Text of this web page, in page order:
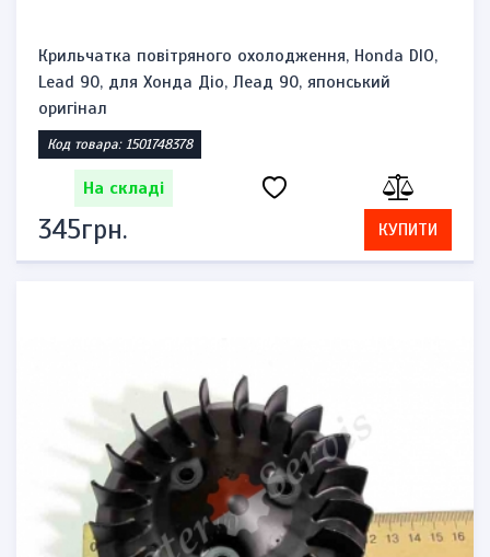
Крильчатка повітряного охолодження, Honda DIO,
Lead 90, для Хонда Діо, Леад 90, японський
оригінал
Код товара: 1501748378
На складі
345грн. КУПИТИ